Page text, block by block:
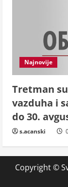
Najnovije
Tretman
vazduha i
do 30.
s.acanski
Copyright ©